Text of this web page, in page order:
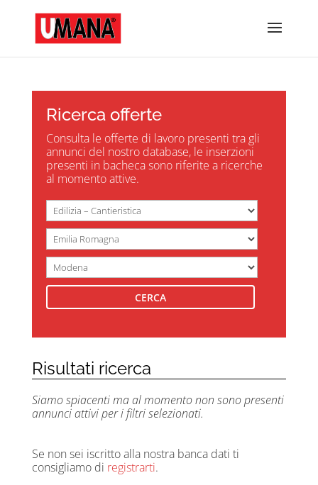
Ricerca offerte
Consulta le offerte di lavoro presenti tra gli
annunci del nostro database, le inserzioni
presenti in bacheca sono riferite a ricerche
al momento attive.
Risultati ricerca
Siamo spiacenti ma al momento non sono presenti
annunci attivi per i filtri selezionati.
Se non sei iscritto alla nostra banca dati ti
consigliamo di registrarti.